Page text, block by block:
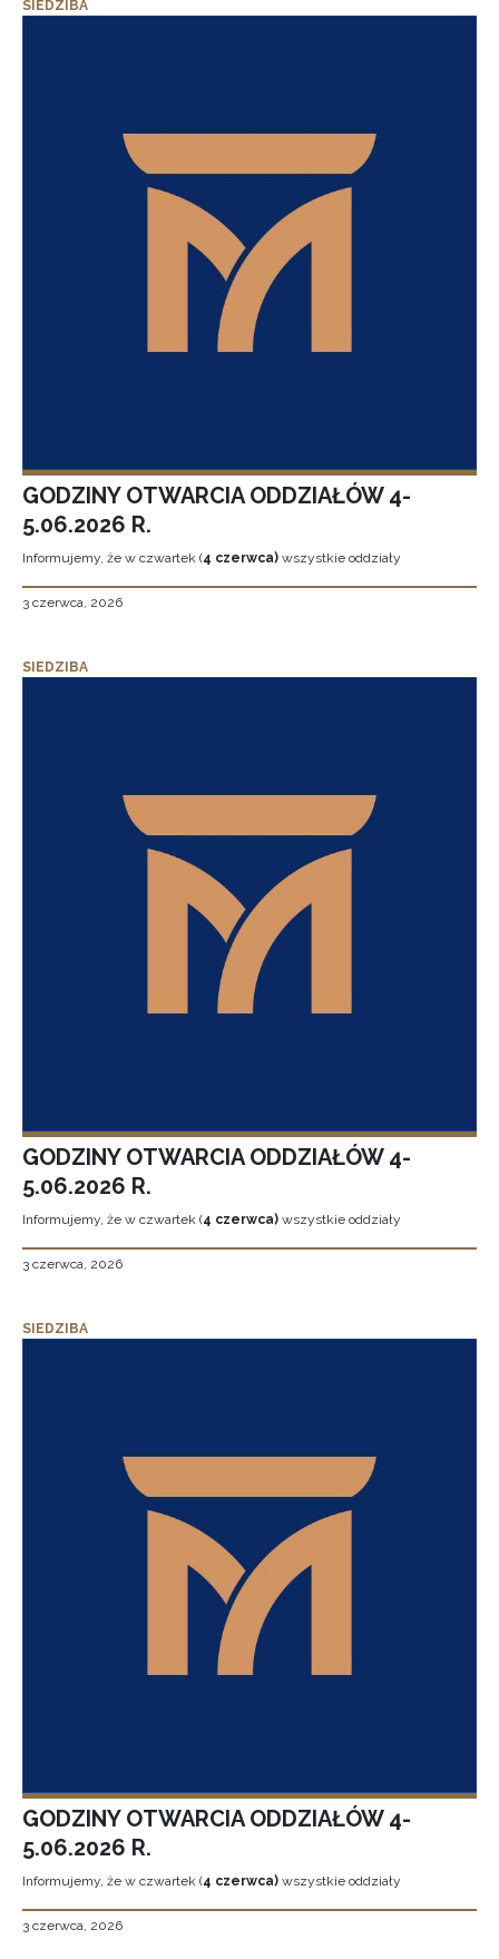
SIEDZIBA
GODZINY OTWARCIA ODDZIAŁÓW 4-
5.06.2026 R.
Informujemy, że w czwartek (4 czerwca) wszystkie oddziały
3 czerwca, 2026
SIEDZIBA
GODZINY OTWARCIA ODDZIAŁÓW 4-
5.06.2026 R.
Informujemy, że w czwartek (4 czerwca) wszystkie oddziały
3 czerwca, 2026
SIEDZIBA
GODZINY OTWARCIA ODDZIAŁÓW 4-
5.06.2026 R.
Informujemy, że w czwartek (4 czerwca) wszystkie oddziały
3 czerwca, 2026